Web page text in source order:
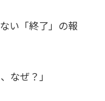
い「終了」の報
なぜ？」